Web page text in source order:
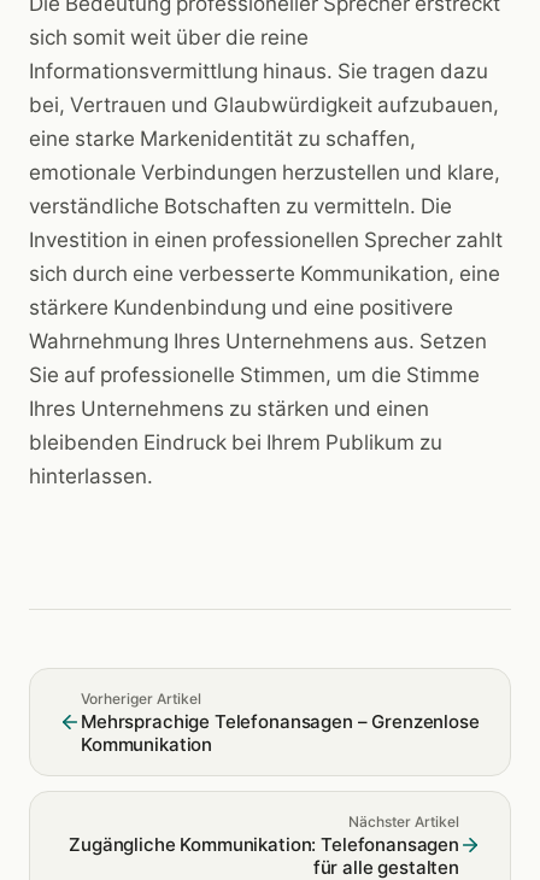
sich somit weit über die reine
Informationsvermittlung hinaus. Sie tragen dazu
bei, Vertrauen und Glaubwürdigkeit aufzubauen,
eine starke Markenidentität zu schaffen,
emotionale Verbindungen herzustellen und klare,
verständliche Botschaften zu vermitteln. Die
Investition in einen professionellen Sprecher zahlt
sich durch eine verbesserte Kommunikation, eine
stärkere Kundenbindung und eine positivere
Wahrnehmung Ihres Unternehmens aus. Setzen
Sie auf professionelle Stimmen, um die Stimme
Ihres Unternehmens zu stärken und einen
bleibenden Eindruck bei Ihrem Publikum zu
hinterlassen.
Vorheriger Artikel
Mehrsprachige Telefonansagen – Grenzenlose
Kommunikation
Nächster Artikel
Zugängliche Kommunikation: Telefonansagen
für alle gestalten